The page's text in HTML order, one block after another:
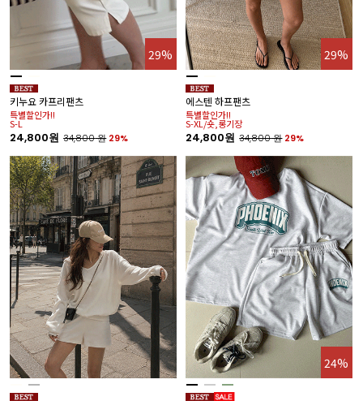
29%
키누요 카프리팬츠
특별할인가!!
S-L
24,800원 34,800원 29%
29%
에스텐 하프팬츠
특별할인가!!
S-XL/숏,롱기장
24,800원 34,800원 29%
24%